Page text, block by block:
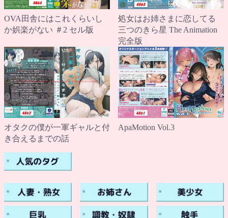
OVA田舎にはこれくらいし
か娯楽がない ＃2 セル版
処女はお姉さまに恋してる
三つのきら星 The Animation
完全版
オタクの僕が一軍ギャルと付
き合えるまでの話
ApaMotion Vol.3